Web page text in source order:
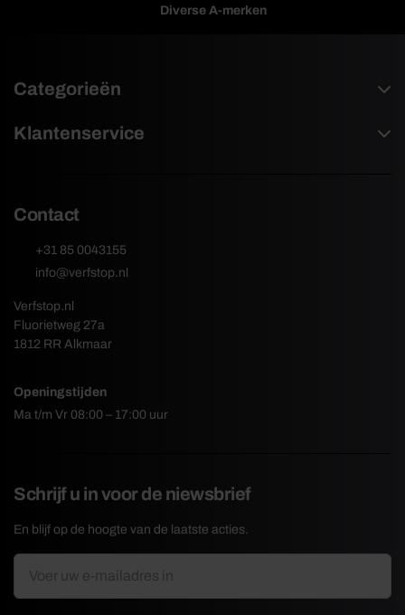
Diverse A-merken
Categorieën
Klantenservice
Contact
+31 85 0043155
info@verfstop.nl
Verfstop.nl
Fluorietweg 27a
1812 RR Alkmaar
Openingstijden
Ma t/m Vr 08:00 – 17:00 uur
Schrijf u in voor de niewsbrief
En blijf op de hoogte van de laatste acties.
mailadres
*